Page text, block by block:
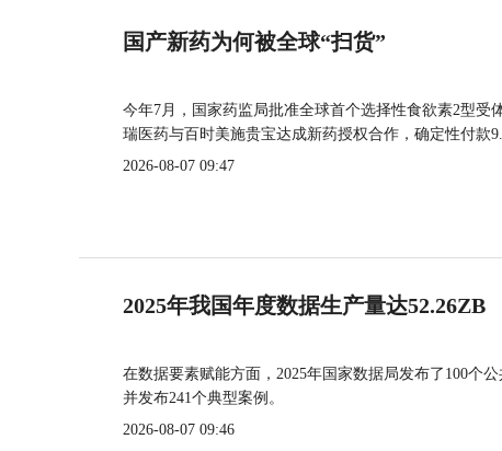
国产新药为何被全球“扫货”
今年7月，国家药监局批准全球首个选择性食欲素2型受
瑞医药与百时美施贵宝达成新药授权合作，确定性付
2026-08-07 09:47
2025年我国年度数据生产量达52.26ZB
在数据要素赋能方面，2025年国家数据局发布了100个
并发布241个典型案例。
2026-08-07 09:46